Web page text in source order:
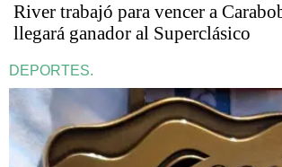
River trabajó para vencer a
llegará ganador al Superclásico
DEPORTES.